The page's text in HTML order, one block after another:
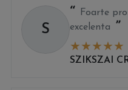
S
Foarte
excelenta
SZIKSZAI